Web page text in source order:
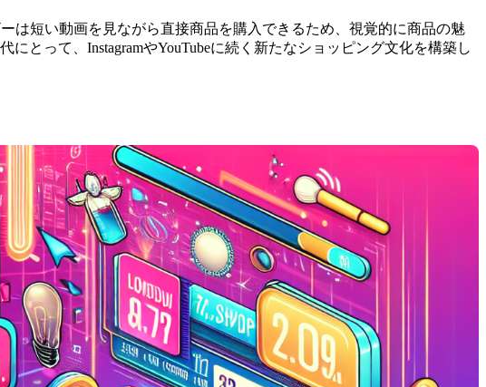
は短い動画を見ながら直接商品を購入できるため、視覚的に商品の魅
とって、InstagramやYouTubeに続く新たなショッピング文化を構築し